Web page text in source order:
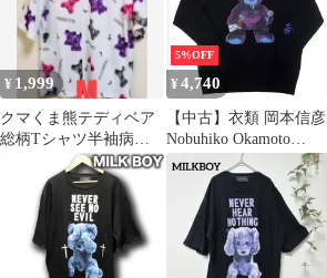
¥ 1,999
クマくま熊テディベア
総柄Tシャツ半袖病み
かわいい量産型地雷ゴ
スロリパンクやみ
5%OFF
¥ 4,740
【中古】衣類 岡本信彦
Nobuhiko Okamoto
BEAR PARKA(パーカ
ー) ブラック フリーサ
イズ 「岡本信彦
×MILKBOY」
MILK/MILKBOY新宿店
完全受注生産限定